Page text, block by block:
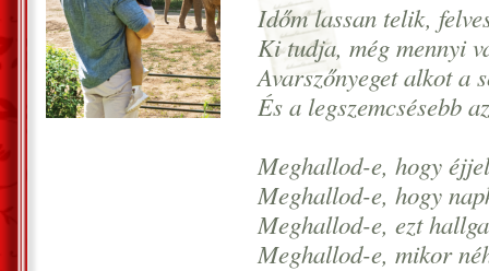
Időm lassan telik,
Ki tudja, még mennyi
Avarszőnyeget alkot a
És a legszemcsésebb
Meghallod-e, hogy
Meghallod-e, hogy
Meghallod-e, ezt
Meghallod-e, mikor